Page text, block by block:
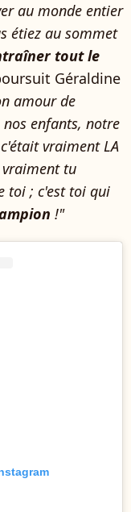
au monde entier
étiez au sommet
tout le
Géraldine
amour de
enfants, notre
vraiment LA
vraiment tu
toi ; c'est toi qui
!"